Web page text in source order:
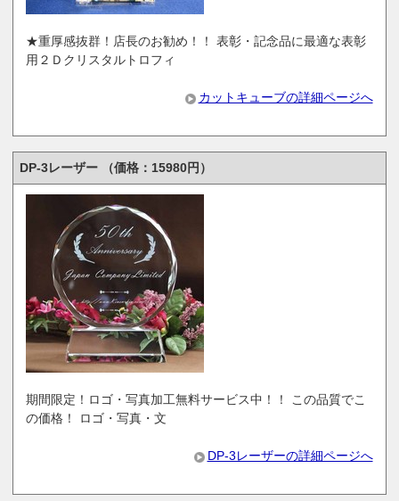
★重厚感抜群！店長のお勧め！！ 表彰・記念品に最適な表彰
用２Ｄクリスタルトロフィ
カットキューブの詳細ページへ
DP-3レーザー （価格：15980円）
期間限定！ロゴ・写真加工無料サービス中！！ この品質でこ
の価格！ ロゴ・写真・文
DP-3レーザーの詳細ページへ